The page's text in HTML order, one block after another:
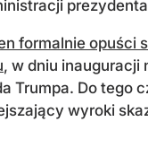
formalnie opuści
, w dniu inauguracji
Trumpa. Do tego
wyroki